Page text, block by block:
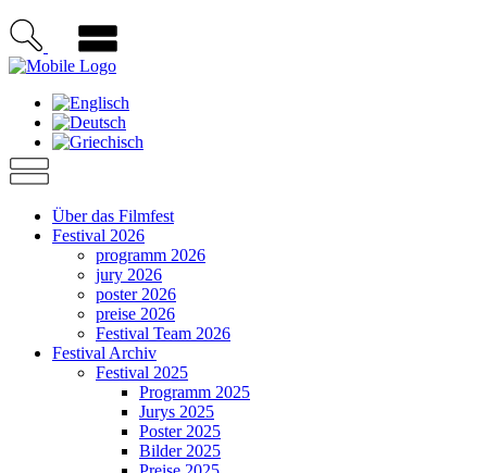
Über das Filmfest
Festival 2026
programm 2026
jury 2026
poster 2026
preise 2026
Festival Team 2026
Festival Archiv
Festival 2025
Programm 2025
Jurys 2025
Poster 2025
Bilder 2025